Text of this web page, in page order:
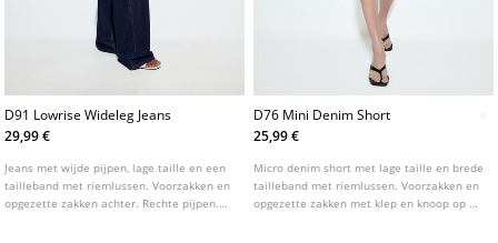
D91 Lowrise Wideleg Jeans
29,99 €
Jeans met wijde pijpen, lage taille en een
tailleband met riemlussen. Voorzakken en
opgezette zakken achter. Rechte pijpen.
D76 Mini Denim Short
25,99 €
Micro denim short met lage taille en brede
tailleband met riemlussen. Voorzakken en
opgezette zakken met klep en knoop op de